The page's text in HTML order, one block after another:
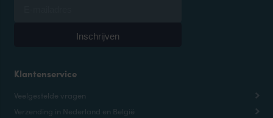
Klantenservice
Veelgestelde vragen
Verzending in Nederland en België